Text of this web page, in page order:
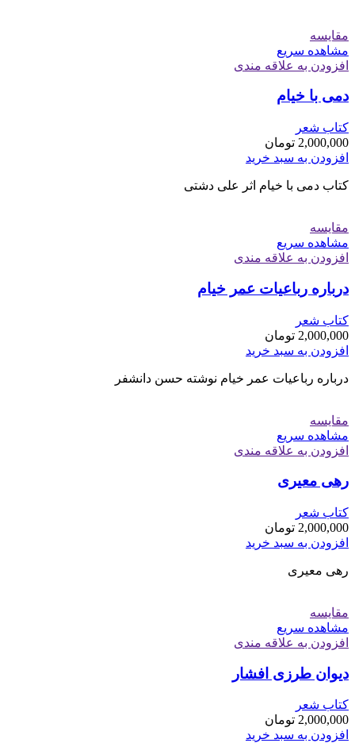
مقایسه
مشاهده سریع
افزودن به علاقه مندی
دمی با خیام
کتاب شعر
2,000,000 تومان
افزودن به سبد خرید
کتاب دمی با خیام اثر علی دشتی
مقایسه
مشاهده سریع
افزودن به علاقه مندی
درباره رباعیات عمر خیام
کتاب شعر
2,000,000 تومان
افزودن به سبد خرید
درباره رباعیات عمر خیام نوشته حسن دانشفر
مقایسه
مشاهده سریع
افزودن به علاقه مندی
رهی معیری
کتاب شعر
2,000,000 تومان
افزودن به سبد خرید
رهی معیری
مقایسه
مشاهده سریع
افزودن به علاقه مندی
دیوان طرزی افشار
کتاب شعر
2,000,000 تومان
افزودن به سبد خرید